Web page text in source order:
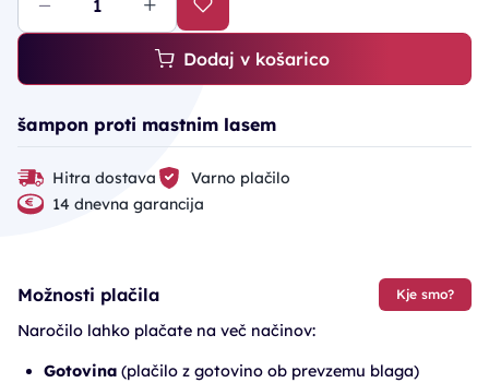
Dodaj v košarico
šampon proti mastnim lasem
Hitra dostava
Varno plačilo
14 dnevna garancija
Možnosti plačila Kje smo?
Naročilo lahko plačate na več načinov:
Gotovina (plačilo z gotovino ob prevzemu blaga)